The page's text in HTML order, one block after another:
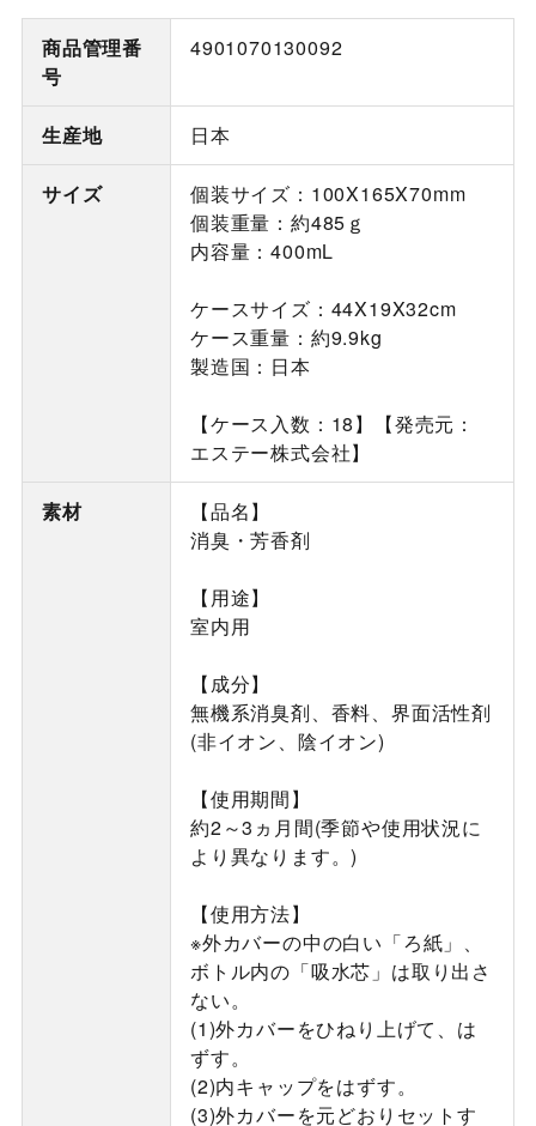
商品管理番
号
4901070130092
生産地 日本
サイズ
個装サイズ：100X165X70mm
個装重量：約485ｇ
内容量：400mL
ケースサイズ：44X19X32cm
ケース重量：約9.9kg
製造国：日本
【ケース入数：18】【発売元：
エステー株式会社】
素材
【品名】
消臭・芳香剤
【用途】
室内用
【成分】
無機系消臭剤、香料、界面活性剤
(非イオン、陰イオン)
【使用期間】
約2～3ヵ月間(季節や使用状況に
より異なります。)
【使用方法】
※外カバーの中の白い「ろ紙」、
ボトル内の「吸水芯」は取り出さ
ない。
(1)外カバーをひねり上げて、は
ずす。
(2)内キャップをはずす。
(3)外カバーを元どおりセットす